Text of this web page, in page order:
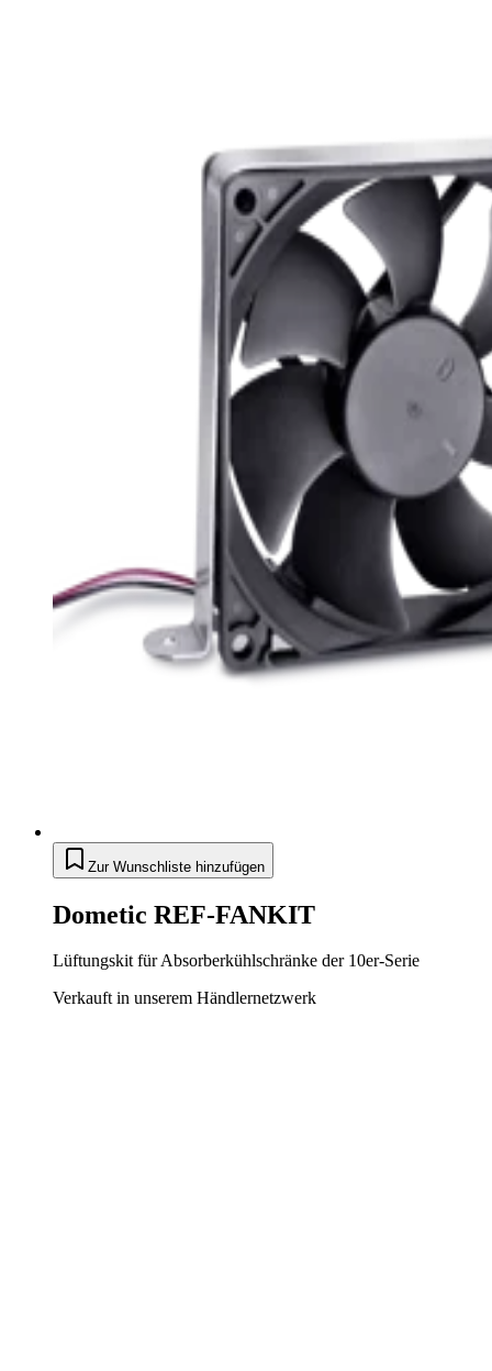
Zur Wunschliste hinzufügen
Dometic REF-FANKIT
Lüftungskit für Absorberkühlschränke der 10er-Serie
Verkauft in unserem Händlernetzwerk